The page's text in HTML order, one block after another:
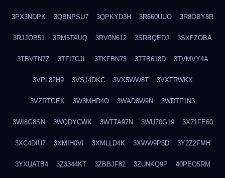
3PX3NDPK 3QBNPSU7 3QPKYD3H 3R660UUO 3R8OBY8R
3RJJOB51 3RM5TAUQ 3RV0N612 3SRBQEDJ 3SXFZOBA
3TBVTN7Z 3TFI7CJL 3TKFBN73 3TTB618D 3TVMVY4A
3VPL82H9 3VS14DKC 3VX5WW8T 3VXFRWKX
3VZRTGEK 3W3MHD4O 3WAD8W9N 3WDTF1N3
3WI8G8SN 3WQDYCWK 3WTTA97N 3WU70G19 3X71FE60
3XC4DIU7 3XMIH0VI 3XMLLD4K 3XWW9P5D 3Y2Z2FMH
3YXUATB4 3Z3344KT 3ZBBJF82 3ZUNKQ9P 40PEO5RM